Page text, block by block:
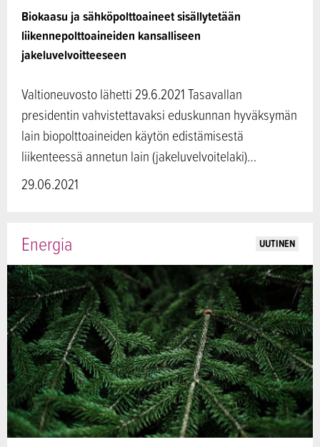
Biokaasu ja sähköpolttoaineet sisällytetään
liikennepolttoaineiden kansalliseen
jakeluvelvoitteeseen
Valtioneuvosto lähetti 29.6.2021 Tasavallan
presidentin vahvistettavaksi eduskunnan hyväksymän
lain biopolttoaineiden käytön edistämisestä
liikenteessä annetun lain (jakeluvelvoitelaki)…
29.06.2021
Energia UUTINEN